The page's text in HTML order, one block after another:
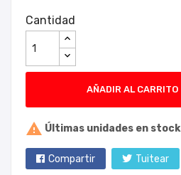
Cantidad
AÑADIR AL CARRITO
 Últimas unidades en stock
Compartir Tuitear